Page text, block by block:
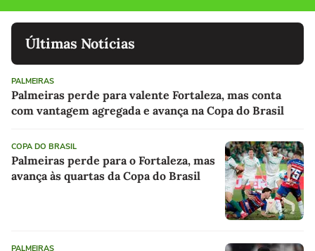
Últimas Notícias
PALMEIRAS
Palmeiras perde para valente Fortaleza, mas conta
com vantagem agregada e avança na Copa do Brasil
COPA DO BRASIL
Palmeiras perde para o Fortaleza, mas
avança às quartas da Copa do Brasil
PALMEIRAS